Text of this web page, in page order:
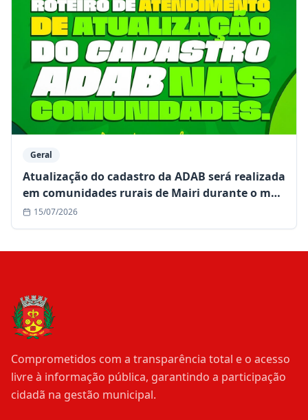
Geral
Atualização do cadastro da ADAB será realizada
em comunidades rurais de Mairi durante o mês
de julho
15/07/2026
Comprometidos com a transparência total e o acesso
livre à informação pública, garantindo a participação
cidadã na gestão municipal.